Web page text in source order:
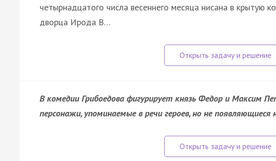
четырнадцатого числа весеннего месяца нисана в крытую
дворца Ирода В…
В комедии Грибоедова фигурирует князь Федор и Максим
персонажи, упоминаемые в речи героев, но не появляющиеся